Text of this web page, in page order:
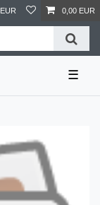
EUR 0,00 EUR
☰